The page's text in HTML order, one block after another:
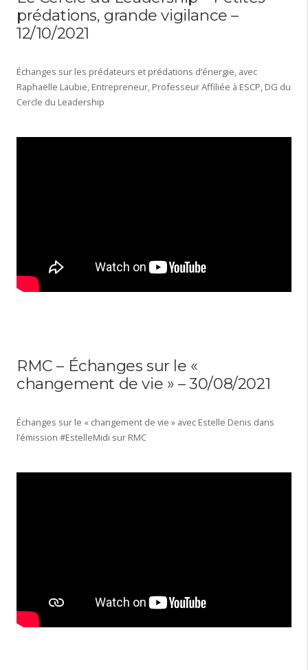
prédations, grande vigilance –
12/10/2021
Échanges sur les prédateurs et prédations d’énergie, avec
Raphaëlle Laubie, Entrepreneur, Professeur Affiliée à ESCP, DG du
Cercle du Leadership
RMC – Échanges sur le «
changement de vie » – 30/08/2021
Échanges sur le « changement de vie » avec Estelle Denis dans
l’émission #EstelleMidi sur RMC